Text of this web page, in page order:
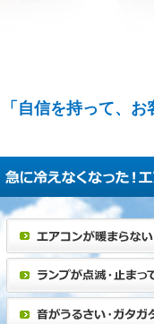
「自信を持って、